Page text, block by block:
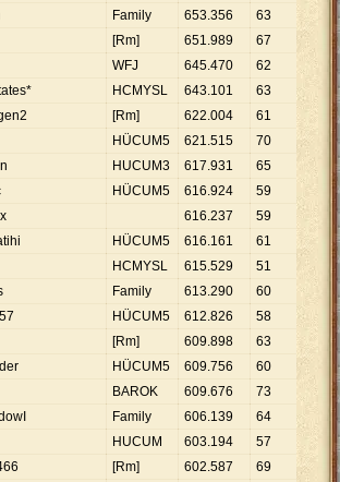
Family 653.356 63 10
[Rm] 651.989 67
WFJ 645.470 62 10
HCMYSL 643.101 63
[Rm] 622.004 61 10
HÜCUM5 621.515 70
HUCUM3 617.931 65 9
HÜCUM5 616.924 59
616.237 59 10
HÜCUM5 616.161 61 10
HCMYSL 615.529 51
Family 613.290 60
HÜCUM5 612.826 58
[Rm] 609.898 63 9
HÜCUM5 609.756 60
BAROK 609.676 73 8.
Family 606.139 64
HUCUM 603.194 57 10
[Rm] 602.587 69